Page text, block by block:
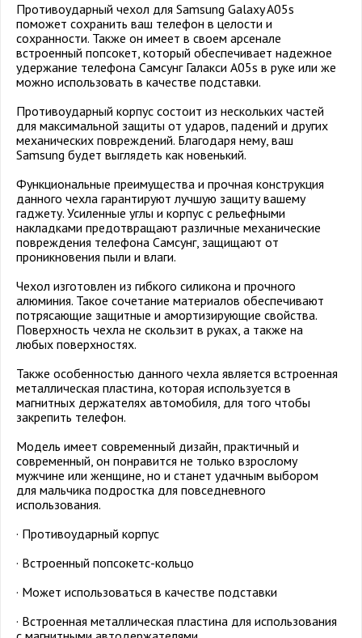
Противоударный чехол для Samsung Galaxy A05s
поможет сохранить ваш телефон в целости и
сохранности. Также он имеет в своем арсенале
встроенный попсокет, который обеспечивает надежное
удержание телефона Самсунг Галакси А05s в руке или же
можно использовать в качестве подставки.
Противоударный корпус состоит из нескольких частей
для максимальной защиты от ударов, падений и других
механических повреждений. Благодаря нему, ваш
Samsung будет выглядеть как новенький.
Функциональные преимущества и прочная конструкция
данного чехла гарантируют лучшую защиту вашему
гаджету. Усиленные углы и корпус с рельефными
накладками предотвращают различные механические
повреждения телефона Самсунг, защищают от
проникновения пыли и влаги.
Чехол изготовлен из гибкого силикона и прочного
алюминия. Такое сочетание материалов обеспечивают
потрясающие защитные и амортизирующие свойства.
Поверхность чехла не скользит в руках, а также на
любых поверхностях.
Также особенностью данного чехла является встроенная
металлическая пластина, которая используется в
магнитных держателях автомобиля, для того чтобы
закрепить телефон.
Модель имеет современный дизайн, практичный и
современный, он понравится не только взрослому
мужчине или женщине, но и станет удачным выбором
для мальчика подростка для повседневного
использования.
· Противоударный корпус
· Встроенный попсокетс-кольцо
· Может использоваться в качестве подставки
· Встроенная металлическая пластина для использования